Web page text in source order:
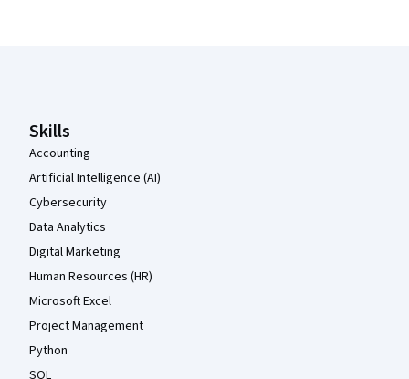
Skills
Accounting
Artificial Intelligence (AI)
Cybersecurity
Data Analytics
Digital Marketing
Human Resources (HR)
Microsoft Excel
Project Management
Python
SQL